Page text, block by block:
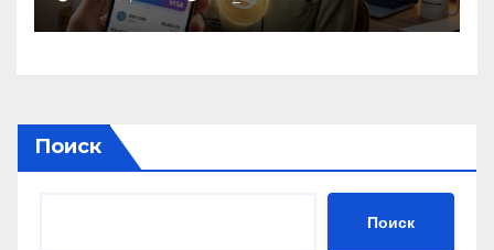
пополнением в
стейбкоинах
Поиск
Поиск